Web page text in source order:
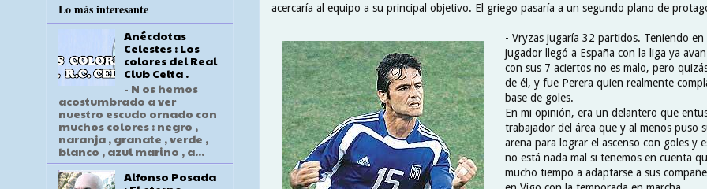
acercaría al equipo a su principal objetivo. El griego pasaría a un segundo plano de
- Vryzas jugaría 32 partidos. Teniendo
jugador llegó a España con la liga ya
con sus 7 aciertos no es malo, pero
de él, y fue Perera quien realmente
base de goles.
En mi opinión, era un delantero que
trabajador del área que y al menos puso
arena para lograr el ascenso con goles y
no está nada mal si tenemos en cuenta
mucho tiempo a adaptarse a sus
Lo más interesante
Anécdotas
Celestes : Los
colores del Real
Club Celta .
- N os hemos
acostumbrado a ver
nuestro escudo ornado con
muchos colores : negro ,
naranja , granate , verde ,
blanco , azul marino , a...
Alfonso Posada